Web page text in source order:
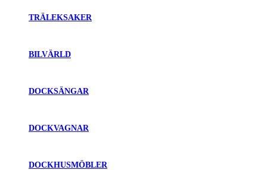
TRÄLEKSAKER
BILVÄRLD
DOCKSÄNGAR
DOCKVAGNAR
DOCKHUSMÖBLER